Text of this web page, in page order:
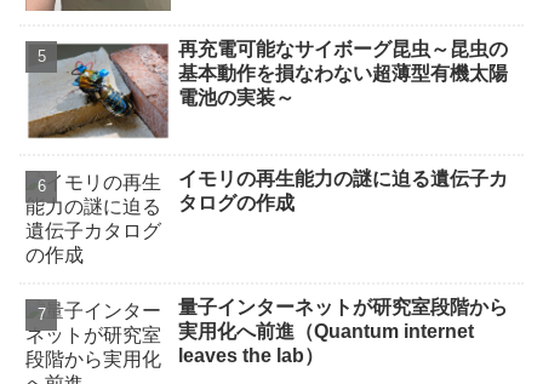
再充電可能なサイボーグ昆虫～昆虫の
基本動作を損なわない超薄型有機太陽
電池の実装～
イモリの再生能力の謎に迫る遺伝子カ
タログの作成
量子インターネットが研究室段階から
実用化へ前進（Quantum internet
leaves the lab）